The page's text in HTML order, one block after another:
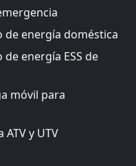
de energía doméstica
energía ESS de
móvil para
y UTV